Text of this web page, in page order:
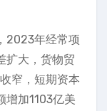
2023年经常项
扩大，货物贸
窄，短期资本
增加1103亿美